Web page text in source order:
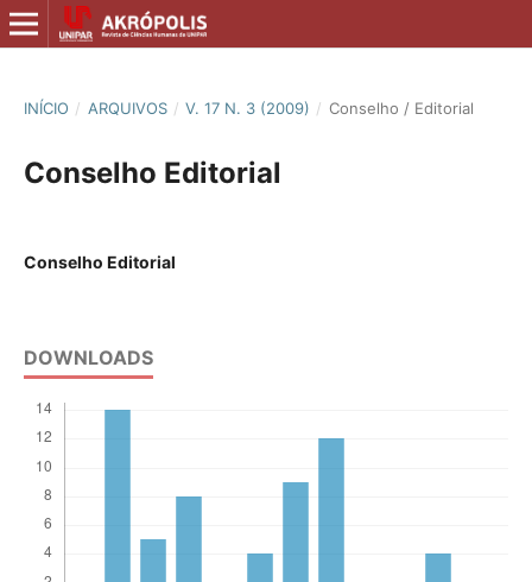
INÍCIO / ARQUIVOS / V. 17 N. 3 (2009) / Conselho / Editorial
Conselho Editorial
Conselho Editorial
DOWNLOADS